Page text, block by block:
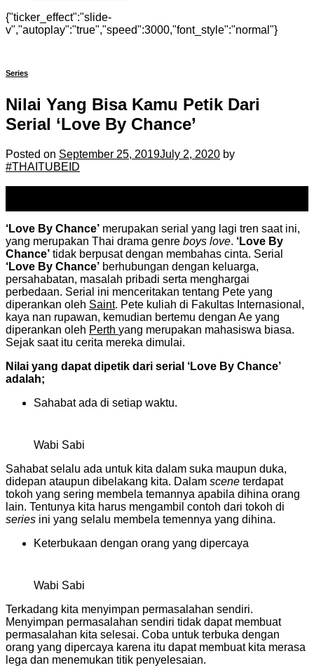
{"ticker_effect":"slide-
v","autoplay":"true","speed":3000,"font_style":"normal"}
Series
Nilai Yang Bisa Kamu Petik Dari
Serial ‘Love By Chance’
Posted on September 25, 2019July 2, 2020 by
#THAITUBEID
‘Love By Chance’ merupakan serial yang lagi tren saat ini,
yang merupakan Thai drama genre boys love. ‘Love By
Chance’ tidak berpusat dengan membahas cinta. Serial
‘Love By Chance’ berhubungan dengan keluarga,
persahabatan, masalah pribadi serta menghargai
perbedaan. Serial ini menceritakan tentang Pete yang
diperankan oleh Saint. Pete kuliah di Fakultas Internasional,
kaya nan rupawan, kemudian bertemu dengan Ae yang
diperankan oleh Perth yang merupakan mahasiswa biasa.
Sejak saat itu cerita mereka dimulai.
Nilai yang dapat dipetik dari serial ‘Love By Chance’
adalah;
Sahabat ada di setiap waktu.
Wabi Sabi
Sahabat selalu ada untuk kita dalam suka maupun duka,
didepan ataupun dibelakang kita. Dalam scene terdapat
tokoh yang sering membela temannya apabila dihina orang
lain. Tentunya kita harus mengambil contoh dari tokoh di
series ini yang selalu membela temennya yang dihina.
Keterbukaan dengan orang yang dipercaya
Wabi Sabi
Terkadang kita menyimpan permasalahan sendiri.
Menyimpan permasalahan sendiri tidak dapat membuat
permasalahan kita selesai. Coba untuk terbuka dengan
orang yang dipercaya karena itu dapat membuat kita merasa
lega dan menemukan titik penyelesaian.